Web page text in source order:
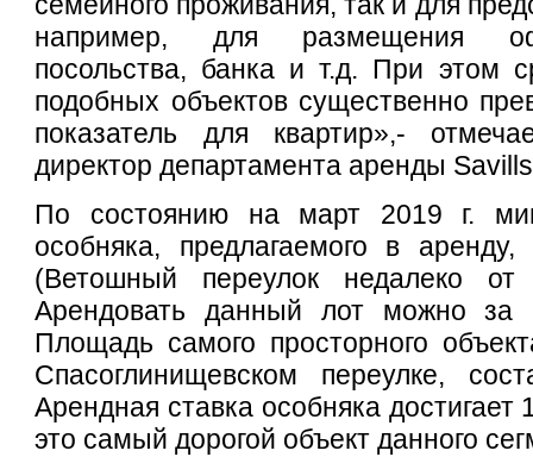
например, для размещения
посольства, банка и т.д. При этом
подобных объектов существенно
показатель для квартир»,-
директор департамента аренды
По состоянию на март 2019 г.
особняка, предлагаемого в
(Ветошный переулок недалеко
Арендовать данный лот можно за
Площадь самого просторного
Спасоглинищевском переулке,
Арендная ставка особняка
это самый дорогой объект данного